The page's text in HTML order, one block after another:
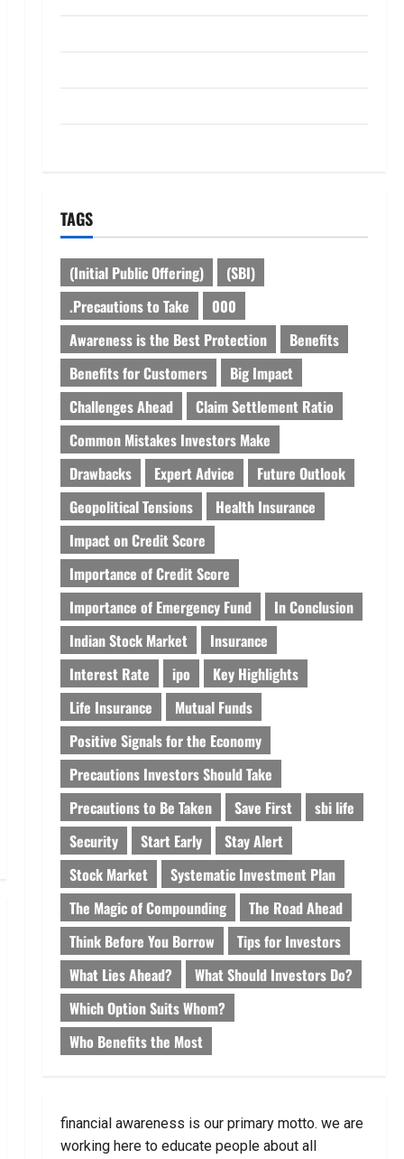
TAGS
(Initial Public Offering)
(SBI)
.Precautions to Take
000
Awareness is the Best Protection
Benefits
Benefits for Customers
Big Impact
Challenges Ahead
Claim Settlement Ratio
Common Mistakes Investors Make
Drawbacks
Expert Advice
Future Outlook
Geopolitical Tensions
Health Insurance
Impact on Credit Score
Importance of Credit Score
Importance of Emergency Fund
In Conclusion
Indian Stock Market
Insurance
Interest Rate
ipo
Key Highlights
Life Insurance
Mutual Funds
Positive Signals for the Economy
Precautions Investors Should Take
Precautions to Be Taken
Save First
sbi life
Security
Start Early
Stay Alert
Stock Market
Systematic Investment Plan
The Magic of Compounding
The Road Ahead
Think Before You Borrow
Tips for Investors
What Lies Ahead?
What Should Investors Do?
Which Option Suits Whom?
Who Benefits the Most
financial awareness is our primary motto. we are
working here to educate people about all